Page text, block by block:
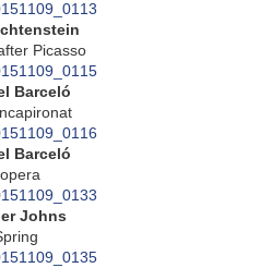
Picasso
Barceló
Barceló
Johns